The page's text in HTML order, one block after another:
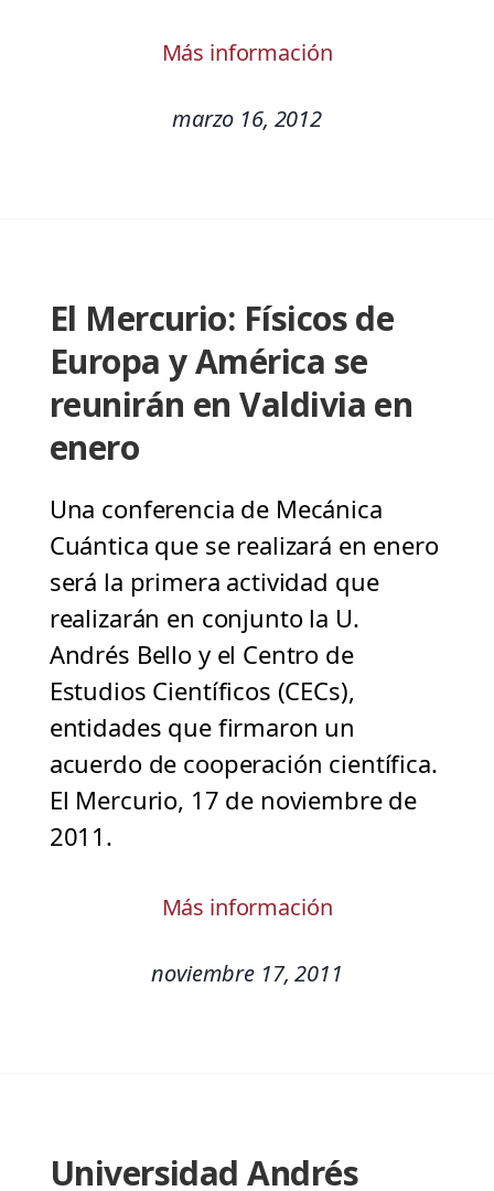
Más información
marzo 16, 2012
El Mercurio: Físicos de
Europa y América se
reunirán en Valdivia en
enero
Una conferencia de Mecánica
Cuántica que se realizará en enero
será la primera actividad que
realizarán en conjunto la U.
Andrés Bello y el Centro de
Estudios Científicos (CECs),
entidades que firmaron un
acuerdo de cooperación científica.
El Mercurio, 17 de noviembre de
2011.
Más información
noviembre 17, 2011
Universidad Andrés